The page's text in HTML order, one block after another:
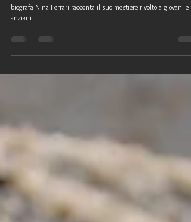
Nina Ferrari, la scrittura al servizio
In questa breve ma profonda intervista di Maria Liana Dinacci, la
biografa Nina Ferrari racconta il suo mestiere rivolto a giovani e